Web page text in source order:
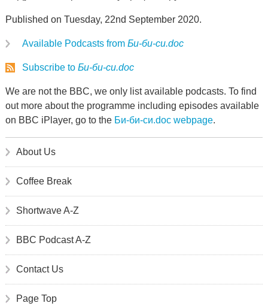
Published on Tuesday, 22nd September 2020.
Available Podcasts from Би-би-си.doc
Subscribe to Би-би-си.doc
We are not the BBC, we only list available podcasts. To find
out more about the programme including episodes available
on BBC iPlayer, go to the Би-би-си.doc webpage.
About Us
Coffee Break
Shortwave A-Z
BBC Podcast A-Z
Contact Us
Page Top